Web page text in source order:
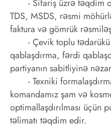
- Sifariş üzrə təqdim
TDS, MSDS, rəsmi
faktura və gömrük
- Çevik toplu
qablaşdırma, fərdi
partiyanın sabitliyinə
- Texniki
komandamız şam və
optimallaşdırılması üçün
təlimatı təqdim edir.